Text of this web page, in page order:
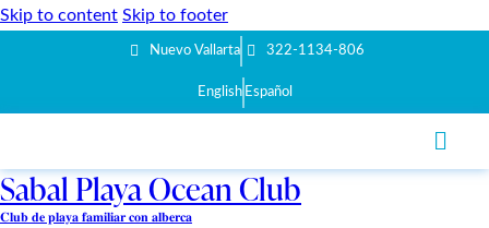
Skip to content Skip to footer
Nuevo Vallarta 322-1134-806
English Español
Sabal Playa Ocean Club
𝐂𝐥𝐮𝐛 𝐝𝐞 𝐩𝐥𝐚𝐲𝐚 𝐟𝐚𝐦𝐢𝐥𝐢𝐚𝐫 𝐜𝐨𝐧 𝐚𝐥𝐛𝐞𝐫𝐜𝐚